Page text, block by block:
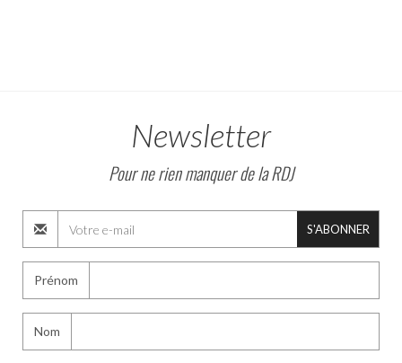
Newsletter
Pour ne rien manquer de la RDJ
S'ABONNER
Prénom
Nom